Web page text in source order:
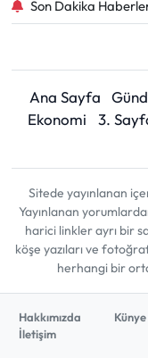
Son Dakika
Ana Sayfa
Ekonomi
3.
Sitede yayınlanan
Yayınlanan
harici linkler ayrı bir
köşe yazıları ve
herhangi bir
Hakkımızda
Künye
İletişim